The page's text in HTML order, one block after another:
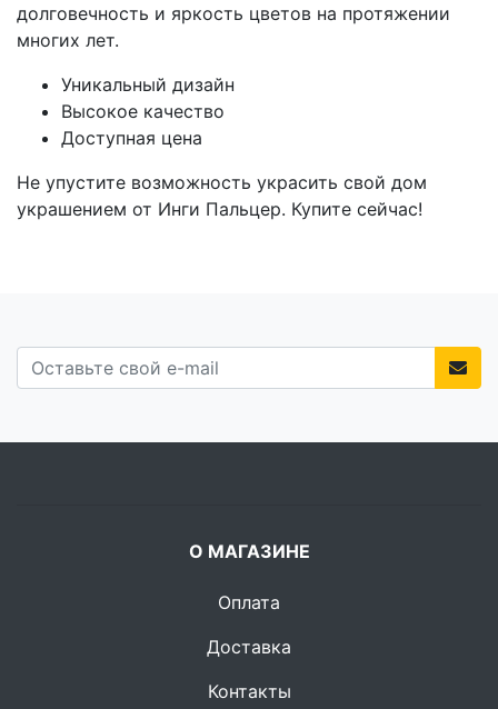
долговечность и яркость цветов на протяжении
многих лет.
Уникальный дизайн
Высокое качество
Доступная цена
Не упустите возможность украсить свой дом
украшением от Инги Пальцер. Купите сейчас!
О МАГАЗИНЕ
Оплата
Доставка
Контакты